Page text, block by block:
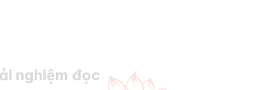
nghiệm đọc